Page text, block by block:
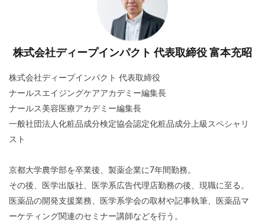
株式会社ディープインパクト 代表取締役 富本充昭
株式会社ディープインパクト 代表取締役
ナールスエイジングケアアカデミー編集長
ナールス美容医療アカデミー編集長
一般社団法人化粧品成分検定協会認定化粧品成分上級スペシャリ
スト
京都大学農学部を卒業後、製薬企業に7年間勤務。
その後、医学出版社、医学系広告代理店勤務の後、現職に至る。
医薬品の開発支援業務、医学系学会の取材や記事執筆、医薬品マ
ーケティング関連のセミナー講師などを行う。